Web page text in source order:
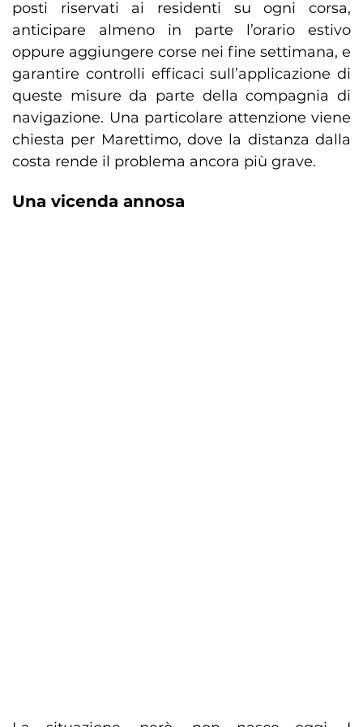
posti riservati ai residenti su ogni corsa,
anticipare almeno in parte l’orario estivo
oppure aggiungere corse nei fine settimana, e
garantire controlli efficaci sull’applicazione di
queste misure da parte della compagnia di
navigazione. Una particolare attenzione viene
chiesta per Marettimo, dove la distanza dalla
costa rende il problema ancora più grave.
Una vicenda annosa